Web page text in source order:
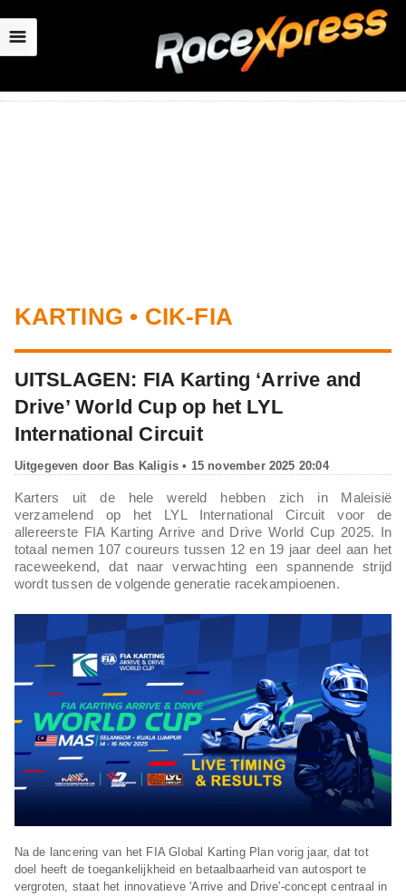
☰
KARTING • CIK-FIA
UITSLAGEN: FIA Karting ‘Arrive and
Drive’ World Cup op het LYL
International Circuit
Uitgegeven door Bas Kaligis• 15 november 2025 20:04
Karters uit de hele wereld hebben zich in Maleisië
verzamelend op het LYL International Circuit voor de
allereerste FIA Karting Arrive and Drive World Cup 2025. In
totaal nemen 107 coureurs tussen 12 en 19 jaar deel aan het
raceweekend, dat naar verwachting een spannende strijd
wordt tussen de volgende generatie racekampioenen.
Na de lancering van het FIA Global Karting Plan vorig jaar, dat tot
doel heeft de toegankelijkheid en betaalbaarheid van autosport te
vergroten, staat het innovatieve 'Arrive and Drive'-concept centraal in